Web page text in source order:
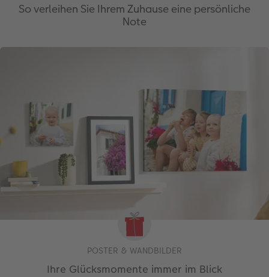
So verleihen Sie Ihrem Zuhause eine persönliche
Note
POSTER & WANDBILDER
Ihre Glücksmomente immer im Blick